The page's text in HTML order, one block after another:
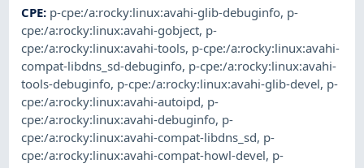
CPE: p-cpe:/a:rocky:linux:avahi-glib-debuginfo, p-
cpe:/a:rocky:linux:avahi-gobject, p-
cpe:/a:rocky:linux:avahi-tools, p-cpe:/a:rocky:linux:avahi-
compat-libdns_sd-debuginfo, p-cpe:/a:rocky:linux:avahi-
tools-debuginfo, p-cpe:/a:rocky:linux:avahi-glib-devel, p-
cpe:/a:rocky:linux:avahi-autoipd, p-
cpe:/a:rocky:linux:avahi-debuginfo, p-
cpe:/a:rocky:linux:avahi-compat-libdns_sd, p-
cpe:/a:rocky:linux:avahi-compat-howl-devel, p-